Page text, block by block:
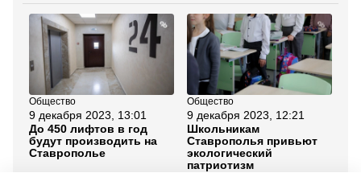
Общество
9 декабря 2023, 13:01
До 450 лифтов в год
будут производить на
Ставрополье
Общество
9 декабря 2023, 12:21
Школьникам
Ставрополья привьют
экологический
патриотизм